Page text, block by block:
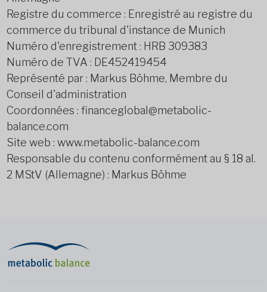
Registre du commerce : Enregistré au registre du
commerce du tribunal d'instance de Munich
Numéro d'enregistrement : HRB 309383
Numéro de TVA : DE452419454
Représenté par : Markus Böhme, Membre du
Conseil d'administration
Coordonnées : financeglobal@metabolic-
balance.com
Site web : www.metabolic-balance.com
Responsable du contenu conformément au § 18 al.
2 MStV (Allemagne) : Markus Böhme